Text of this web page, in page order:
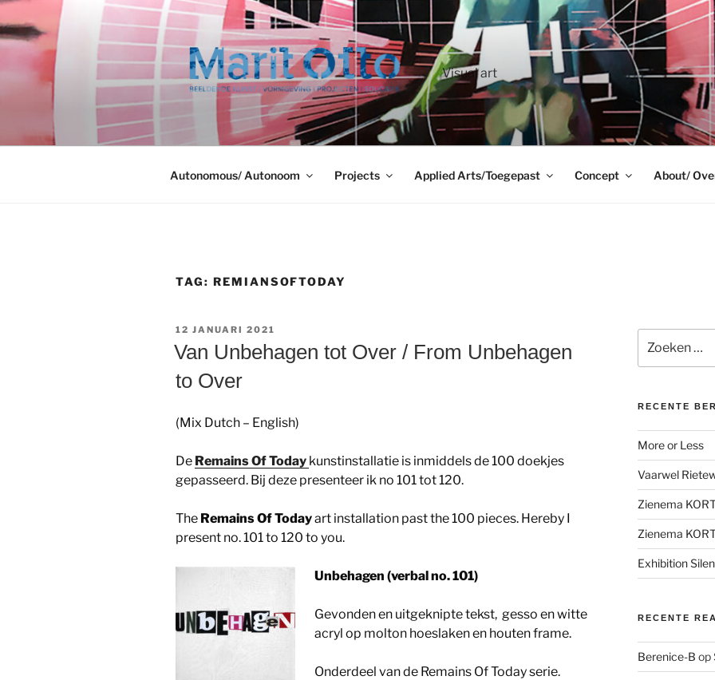
Ga
naar
de
Visual art
Autonomous/ Autonoom Projects Applied Arts/Toegepast Concept About/
TAG: REMIANSOFTODAY
GEPLAATST
12 JANUARI 2021
Van Unbehagen tot Over / From Unbehagen
to Over
(Mix Dutch – English)
De Remains Of Today kunstinstallatie is inmiddels de 100 doekjes
gepasseerd. Bij deze presenteer ik no 101 tot 120.
The Remains Of Todayart installation past the 100 pieces. Hereby I
present no. 101 to 120 to you.
Unbehagen (verbal no. 101)
Gevonden en uitgeknipte tekst, gesso en witte
acryl op molton hoeslaken en houten frame.
Onderdeel van de Remains Of Today serie.
naar:
RECENTE
More or Less
Vaarwel
Zienema
Zienema
Exhibition
RECENTE
Berenice-B op